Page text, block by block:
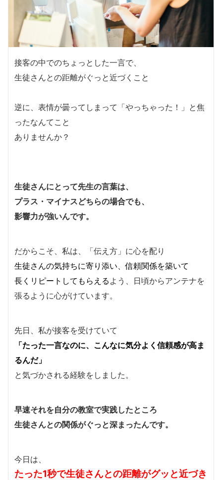
接客の中でのちょっとした一言で、
生徒さんとの距離がぐっと近づくこと
逆に、表情が曇ってしまって「やっちゃった！」と焦
ったなんてこと
ありませんか？
生徒さんにとって先生の言葉は、
プラス・マイナスどちらの場合でも、
影響力が強いんです。
だからこそ、私は、
「伝え方」に心を配り
生徒さんの気持ちに寄り添い、信頼関係を築いて
長くリピートしてもらえる よう、日頃からアンテナを
張るように心がけています。
先日、私が接客を受けていて
「たった一言なのに、こんなに気分よく信頼感が高ま
るんだ」
と気づかされる経験をしました。
早速それを自分の教室で実践したところ
生徒さんとの関係がぐっと深まったんです。
今日は、
たった1秒で生徒さんとの距離がグッと近づき